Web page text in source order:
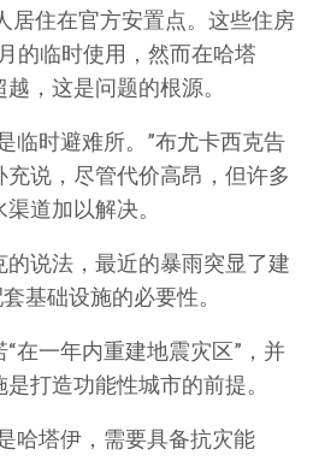
居住在官方安置点。这些住房
的临时使用，然而在哈塔
，这是问题的根源。
临时避难所。”布尤卡西克告
说，尽管代价高昂，但许多
道加以解决。
说法，最近的暴雨突显了建
基础设施的必要性。
在一年内重建地震灾区”，并
打造功能性城市的前提。
哈塔伊，需要具备抗灾能